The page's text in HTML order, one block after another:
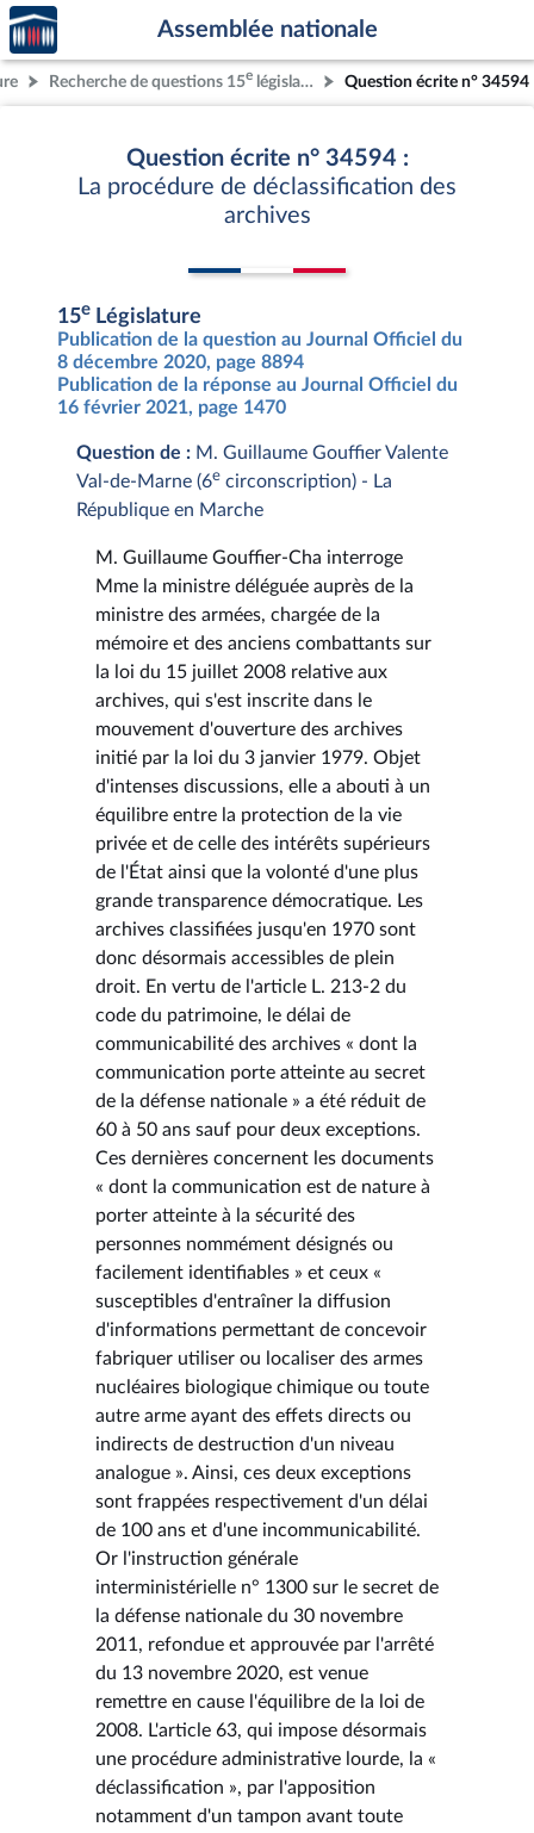
Aller au contenu
Aller en bas de la page
Accèder
à la
page
d'accueil
Assemblée nationale
Recherche de questions 15e législature Question écrite n° 34594
Question écrite n° 34594 :
La procédure de déclassification des
archives
15e Législature
Publication de la question au Journal Officiel du
8 décembre 2020, page 8894
Publication de la réponse au Journal Officiel du
16 février 2021, page 1470
Question de : M. Guillaume Gouffier Valente
Val-de-Marne (6e circonscription) - La
République en Marche
M. Guillaume Gouffier-Cha interroge
Mme la ministre déléguée auprès de la
ministre des armées, chargée de la
mémoire et des anciens combattants sur
la loi du 15 juillet 2008 relative aux
archives, qui s'est inscrite dans le
mouvement d'ouverture des archives
initié par la loi du 3 janvier 1979. Objet
d'intenses discussions, elle a abouti à un
équilibre entre la protection de la vie
privée et de celle des intérêts supérieurs
de l'État ainsi que la volonté d'une plus
grande transparence démocratique. Les
archives classifiées jusqu'en 1970 sont
donc désormais accessibles de plein
droit. En vertu de l'article L. 213-2 du
code du patrimoine, le délai de
communicabilité des archives « dont la
communication porte atteinte au secret
de la défense nationale » a été réduit de
60 à 50 ans sauf pour deux exceptions.
Ces dernières concernent les documents
« dont la communication est de nature à
porter atteinte à la sécurité des
personnes nommément désignés ou
facilement identifiables » et ceux «
susceptibles d'entraîner la diffusion
d'informations permettant de concevoir
fabriquer utiliser ou localiser des armes
nucléaires biologique chimique ou toute
autre arme ayant des effets directs ou
indirects de destruction d'un niveau
analogue ». Ainsi, ces deux exceptions
sont frappées respectivement d'un délai
de 100 ans et d'une incommunicabilité.
Or l'instruction générale
interministérielle n° 1300 sur le secret de
la défense nationale du 30 novembre
2011, refondue et approuvée par l'arrêté
du 13 novembre 2020, est venue
remettre en cause l'équilibre de la loi de
2008. L'article 63, qui impose désormais
une procédure administrative lourde, la «
déclassification », par l'apposition
notamment d'un tampon avant toute